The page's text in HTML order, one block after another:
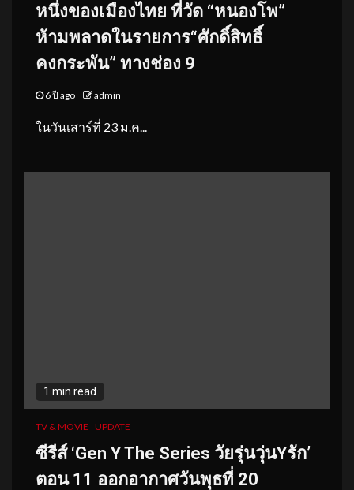
หนึ่งของเมืองไทย ที่วัด “หนองโพ”
ห้ามพลาดในรายการ“ศักดิ์สิทธิ์
คงกระพัน” ทางช่อง 9
6 ปี ago admin
ในวันเสาร์ที่ 23 ม.ค...
1 min read
TV & MOVIE UPDATE
ซีรีส์ ‘Gen Y The Series วัยรุ่นวุ่นYรัก’
ตอน 11 ออกอากาศวันพุธที่ 20